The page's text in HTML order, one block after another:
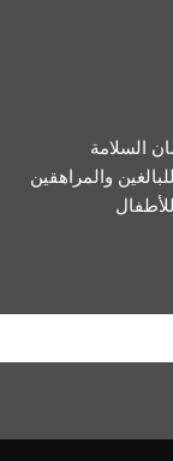
السلامة
والمراهقين